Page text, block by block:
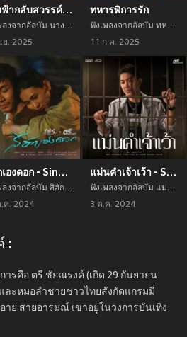
นางฟ้ากลับสวรรค์ - Single
ฟังเพลงจากอัลบัม นางฟ้ากลับสวรรค์ - Single เพลงใหม่จาก อัพเดทเพลงใหม่ล่าสุดก่อนใคร ตลอดปี 2021
ย. 2025
ทหารพิการรัก
ฟังเพลงจากอัลบัม ทหารพิการรัก เพลงใหม่จาก อัพเดทเพลงใหม่ล่าสุดก่อนใคร ตลอดปี 2021
11 ก.ค. 2025
สิฮักเองดอก - Single
ฟังเพลงจากอัลบัม สิฮักเองดอก - Single เพลงใหม่จาก อัพเดทเพลงใหม่ล่าสุดก่อนใคร ตลอดปี 2021
.ค. 2024
แม่นคำเจ้าเว้า - Single
ฟังเพลงจากอัลบัม แม่นคำเจ้าเว้า - Single เพลงใหม่จาก อัพเดทเพลงใหม่ล่าสุดก่อนใคร ตลอดปี 2021
3 ต.ค. 2024
:
รคือ ตรี ชัยณรงค์ (เกิด 29 กันยายน
ละหมอลำชายชาวไทยสังกัดแกรมมี่
าย สายอารมณ์ เขาอยู่ในวงการบันเทิง